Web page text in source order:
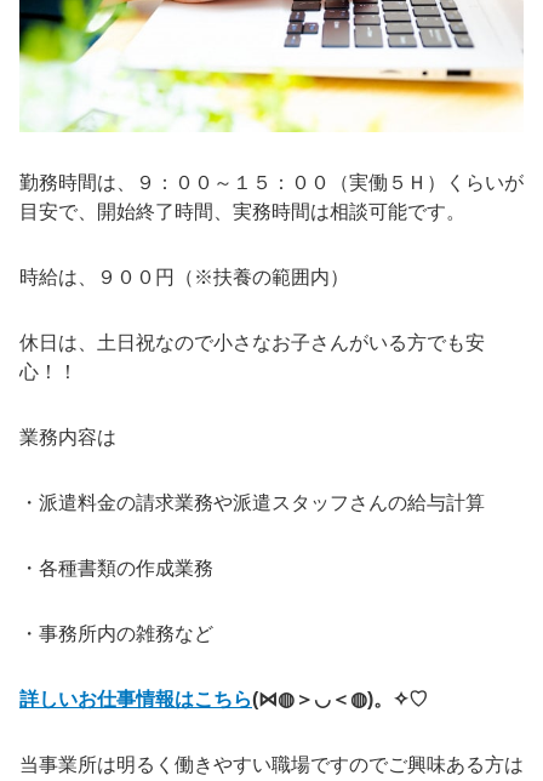
勤務時間は、９：００～１５：００（実働５Ｈ）くらいが
目安で、開始終了時間、実務時間は相談可能です。
時給は、９００円（※扶養の範囲内）
休日は、土日祝なので小さなお子さんがいる方でも安
心！！
業務内容は
・派遣料金の請求業務や派遣スタッフさんの給与計算
・各種書類の作成業務
・事務所内の雑務など
詳しいお仕事情報はこちら(⋈◍＞◡＜◍)。✧♡
当事業所は明るく働きやすい職場ですのでご興味ある方は